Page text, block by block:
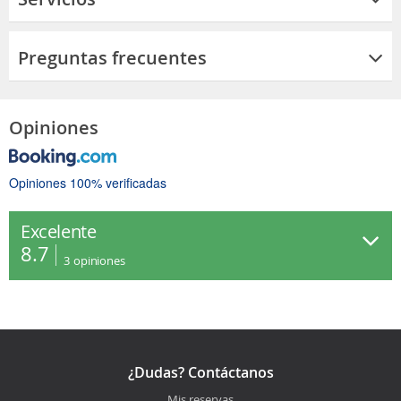
Preguntas frecuentes
Opiniones
Opiniones 100% verificadas
Excelente
8.7 3 opiniones
¿Dudas? Contáctanos